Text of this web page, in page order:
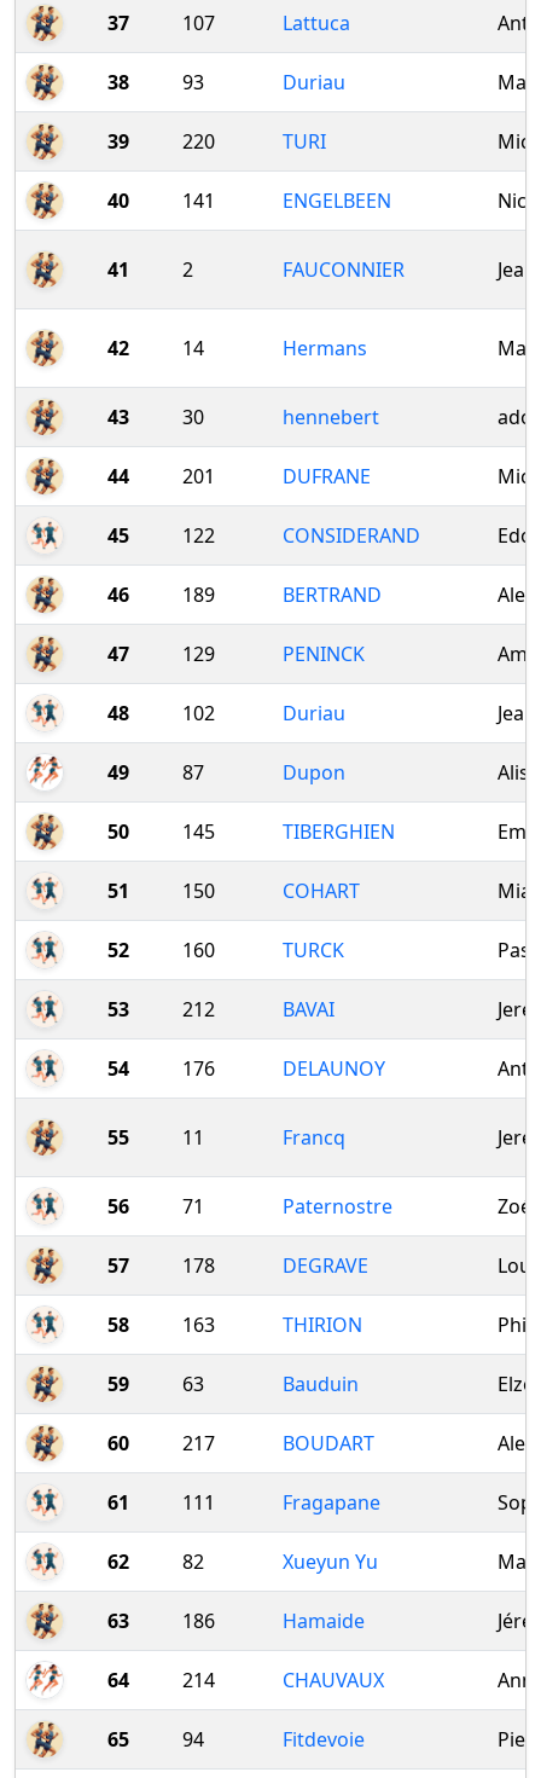
37 107 Lattuca
38 93 Duriau
39 220 TURI
40 141 ENGELBEEN
41 2 FAUCONNIER
42 14 Hermans
43 30 hennebert
44 201 DUFRANE
45 122 CONSIDERAND
46 189 BERTRAND
47 129 PENINCK
48 102 Duriau
49 87 Dupon
50 145 TIBERGHIEN
51 150 COHART Mia
52 160 TURCK
53 212 BAVAI
54 176 DELAUNOY
55 11 Francq
56 71 Paternostre Zoé
57 178 DEGRAVE
58 163 THIRION
59 63 Bauduin Elzo
60 217 BOUDART
61 111 Fragapane
62 82 Xueyun Yu
63 186 Hamaide
64 214 CHAUVAUX
65 94 Fitdevoie